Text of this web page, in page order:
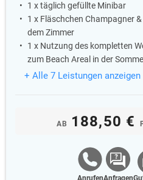
1 x täglich gefüllte Minibar
1 x Fläschchen Champagner
dem Zimmer
1 x Nutzung des kompletten
zum Beach Areal in der
+ Alle 7 Leistungen anzeigen
AB 188,50 €
AnrufenAnfragen